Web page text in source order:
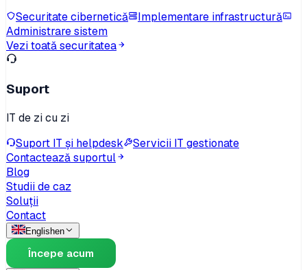
Securitate cibernetică
Implementare infrastructură
Administrare sistem
Vezi toată securitatea
Suport
IT de zi cu zi
Suport IT și helpdesk
Servicii IT gestionate
Contactează suportul
Blog
Studii de caz
Soluții
Contact
Englishen
Începe acum